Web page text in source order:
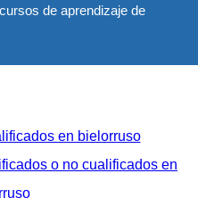
de aprendizaje de
en bielorruso
o no cualificados en